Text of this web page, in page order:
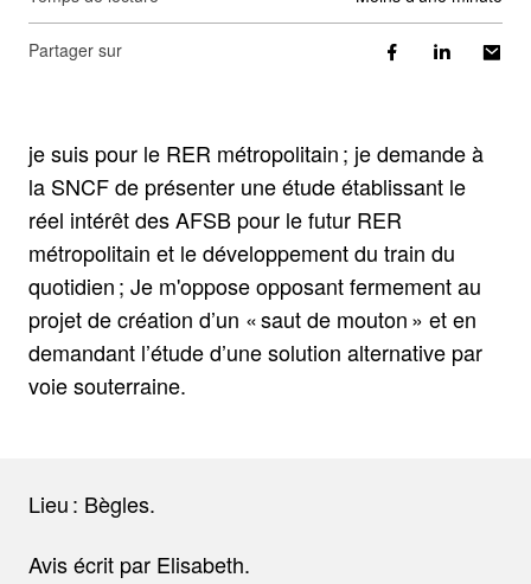
Partager sur
je suis pour le RER métropolitain ; je demande à
la SNCF de présenter une étude établissant le
réel intérêt des AFSB pour le futur RER
métropolitain et le développement du train du
quotidien ; Je m'oppose opposant fermement au
projet de création d’un « saut de mouton » et en
demandant l’étude d’une solution alternative par
voie souterraine.
Lieu : Bègles.
Avis écrit par Elisabeth.